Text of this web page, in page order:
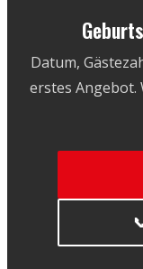
Datum,
erstes Angebot.